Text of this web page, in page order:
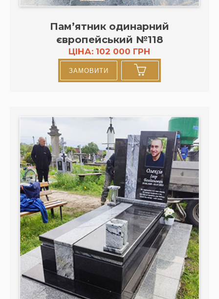
Пам’ятник одинарний
європейський №118
ЦІНА: 102 000 ГРН
ЗАМОВИТИ